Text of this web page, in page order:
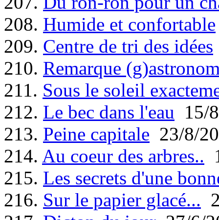
208. Humide et confortable
209. Centre de tri des idées
210. Remarque
211. Sous le soleil
212. Le bec dans l'eau 15/
213. Peine capitale 23/8/
214. Au coeur des arbres..
215. Les secrets d'une
216. Sur le papier glacé...